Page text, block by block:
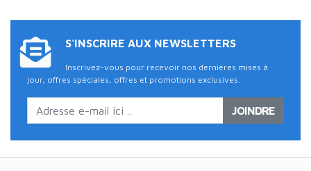
S'INSCRIRE AUX NEWSLETTERS
Inscrivez-vous pour recevoir nos dernières mises à
jour, offres spéciales, offres et promotions exclusives.
JOINDRE